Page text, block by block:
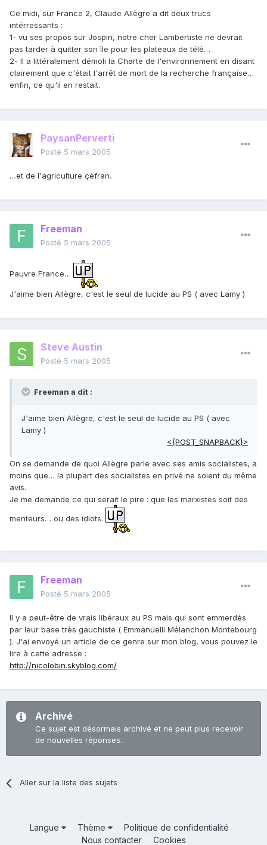
Ce midi, sur France 2, Claude Allègre a dit deux trucs
intérressants :
1- vu ses propos sur Jospin, notre cher Lambertiste ne devrait
pas tarder à quitter son île pour les plateaux de télé…
2- Il a littéralement démoli la Charte de l'environnement en disant
clairement que c'était l'arrêt de mort de la recherche française…
enfin, ce qu'il en restait.
PaysanPerverti
Posté 5 mars 2005
…et de l'agriculture çéfran.
Freeman
Posté 5 mars 2005
Pauvre France…
J'aime bien Allègre, c'est le seul de lucide au PS ( avec Lamy )
Steve Austin
Posté 5 mars 2005
Freeman a dit :
J'aime bien Allègre, c'est le seul de lucide au PS ( avec
Lamy )
<{POST_SNAPBACK}>
On se demande de quoi Allègre parle avec ses amis socialistes, a
moins que… la plupart des socialistes en privé ne soient du même
avis.
Je me demande ce qui serait le pire : que les marxistes soit des
menteurs… ou des idiots.
Freeman
Posté 5 mars 2005
Il y a peut-être de vrais libéraux au PS mais qui sont emmerdés
par leur base très gauchiste ( Emmanuelli Mélanchon Montebourg
). J'ai envoyé un article de ce genre sur mon blog, vous pouvez le
lire à cette adresse :
http://nicolobin.skyblog.com/
Archivé
Ce sujet est désormais archivé et ne peut plus recevoir
de nouvelles réponses.
Aller sur la liste des sujets
Langue Thème
Politique de confidentialité
Nous contacter
Cookies